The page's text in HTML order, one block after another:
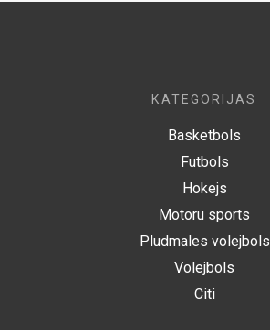
KATEGORIJAS
Basketbols
Futbols
Hokejs
Motoru sports
Pludmales volejbols
Volejbols
Citi